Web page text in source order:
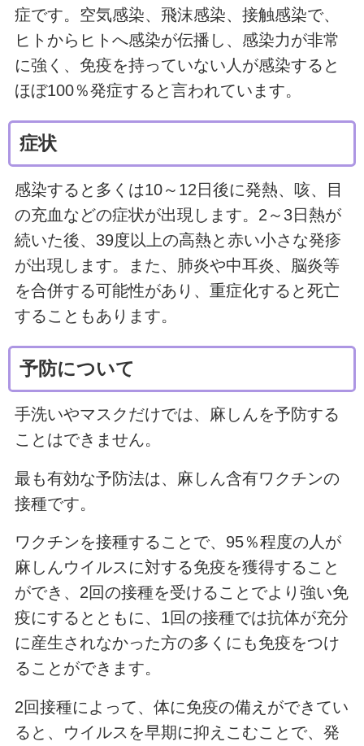
症です。空気感染、飛沫感染、接触感染で、
ヒトからヒトへ感染が伝播し、感染力が非常
に強く、免疫を持っていない人が感染すると
ほぼ100％発症すると言われています。
症状
感染すると多くは10～12日後に発熱、咳、目
の充血などの症状が出現します。2～3日熱が
続いた後、39度以上の高熱と赤い小さな発疹
が出現します。また、肺炎や中耳炎、脳炎等
を合併する可能性があり、重症化すると死亡
することもあります。
予防について
手洗いやマスクだけでは、麻しんを予防する
ことはできません。
最も有効な予防法は、麻しん含有ワクチンの
接種です。
ワクチンを接種することで、95％程度の人が
麻しんウイルスに対する免疫を獲得すること
ができ、2回の接種を受けることでより強い免
疫にするとともに、1回の接種では抗体が充分
に産生されなかった方の多くにも免疫をつけ
ることができます。
2回接種によって、体に免疫の備えができてい
ると、ウイルスを早期に抑えこむことで、発